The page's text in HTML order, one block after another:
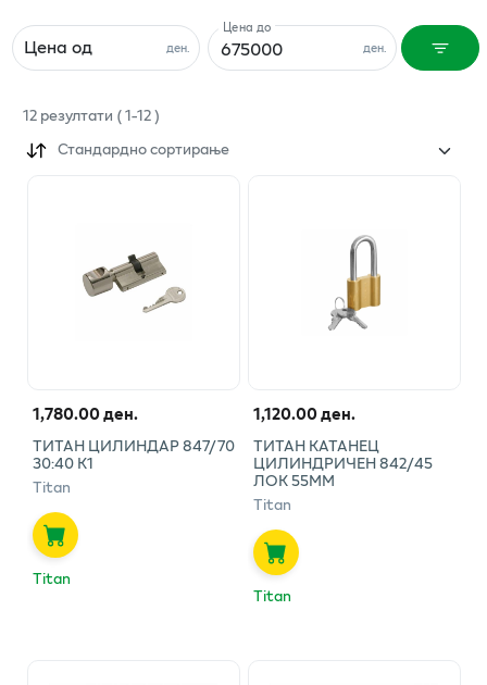
ден.
Цена од ден.
Цена до
12резултати (1-12)
Стандардно сортирање
1,780.00 ден.
ТИТАН ЦИЛИНДАР 847/70
30:40 К1
Titan
Titan
1,120.00 ден.
ТИТАН КАТАНЕЦ
ЦИЛИНДРИЧЕН 842/45
ЛОК 55ММ
Titan
Titan